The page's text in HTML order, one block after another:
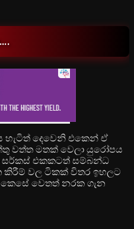
හැටිත් දෙවෙනි එකෙන් ඒ
වත්ත මතක් වෙලා යුරෝපය
සර්කස් එකකටත් සම්බන්ධ
කිරීම් වල ටිකක් විතර ඉහලට
කෙසේ වෙතත් නරක ගැන